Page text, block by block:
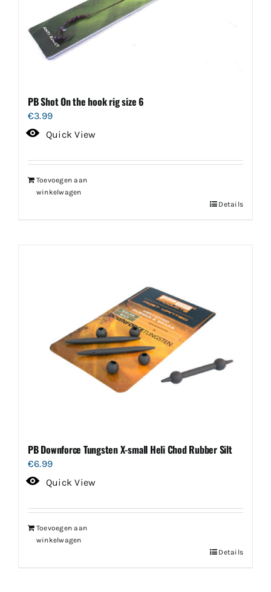
PB Shot On the hook rig size 6
€3.99
Quick View
Toevoegen aan
winkelwagen
Details
PB Downforce Tungsten X-small Heli Chod Rubber Silt
€6.99
Quick View
Toevoegen aan
winkelwagen
Details